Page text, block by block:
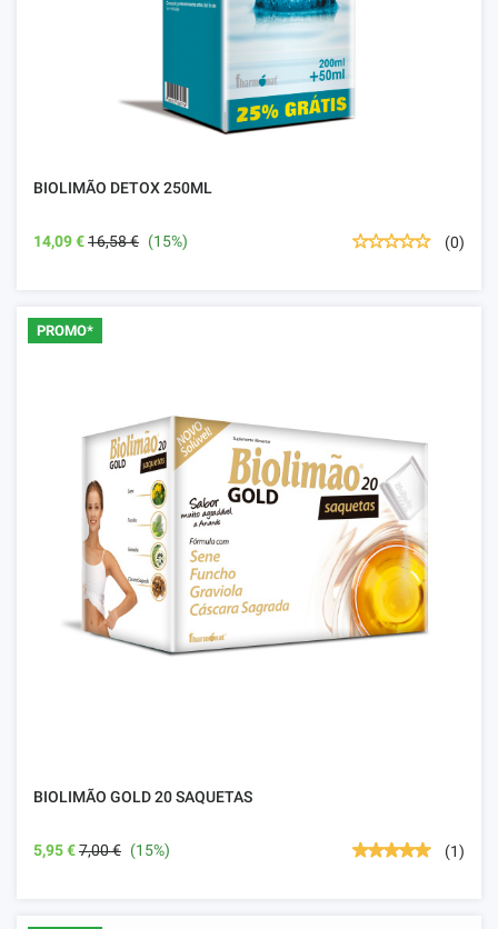
BIOLIMÃO DETOX 250ML
14,09 €16,58 € (15%) (0)
PROMO*
BIOLIMÃO GOLD 20 SAQUETAS
5,95 €7,00 € (15%) (1)